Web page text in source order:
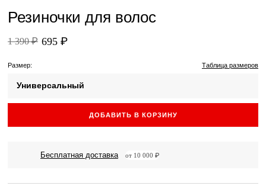
Резиночки для волос
1 390 ₽ 695 ₽
Размер: Таблица размеров
Универсальный
ДОБАВИТЬ В КОРЗИНУ
Бесплатная доставка от 10 000 ₽